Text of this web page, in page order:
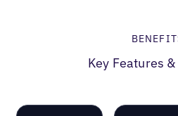
Key Features